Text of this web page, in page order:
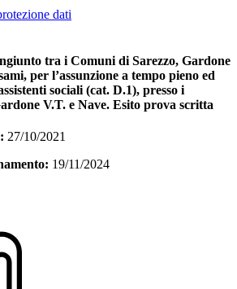
dati
tra i Comuni di Sarezzo, Gardone
per l’assunzione a tempo pieno ed
sociali (cat. D.1), presso i
V.T. e Nave. Esito prova scritta
27/10/2021
19/11/2024